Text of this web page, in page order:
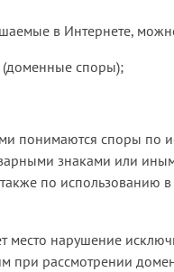
в Интернете,
споры);
понимаются споры по
знаками или
по
место нарушение
при рассмотрении